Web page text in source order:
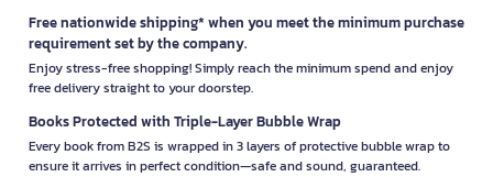
Free nationwide shipping* when you meet the minimum purchase
requirement set by the company.
Enjoy stress-free shopping! Simply reach the minimum spend and enjoy
free delivery straight to your doorstep.
Books Protected with Triple-Layer Bubble Wrap
Every book from B2S is wrapped in 3 layers of protective bubble wrap to
ensure it arrives in perfect condition—safe and sound, guaranteed.